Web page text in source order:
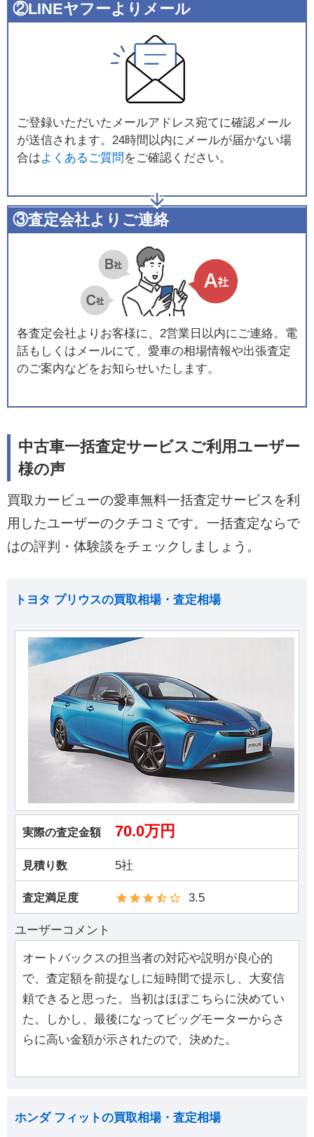
②LINEヤフーよりメール
ご登録いただいたメールアドレス宛てに確認メール
が送信されます。24時間以内にメールが届かない場
合はよくあるご質問 をご確認ください。
③査定会社よりご連絡
各査定会社よりお客様に、2営業日以内にご連絡。電
話もしくはメールにて、愛車の相場情報や出張査定
のご案内などをお知らせいたします。
中古車一括査定サービスご利用ユーザー
様の声
買取カービューの愛車無料一括査定サービスを利
用したユーザーのクチコミです。一括査定ならで
はの評判・体験談をチェックしましょう。
トヨタ プリウスの買取相場・査定相場
実際の査定金額 70.0万円
見積り数 5社
査定満足度 3.5
ユーザーコメント
オートバックスの担当者の対応や説明が良心的
で、査定額を前提なしに短時間で提示し、大変信
頼できると思った。当初はほぼこちらに決めてい
た。しかし、最後になってビッグモーターからさ
らに高い金額が示されたので、決めた。
ホンダ フィットの買取相場・査定相場